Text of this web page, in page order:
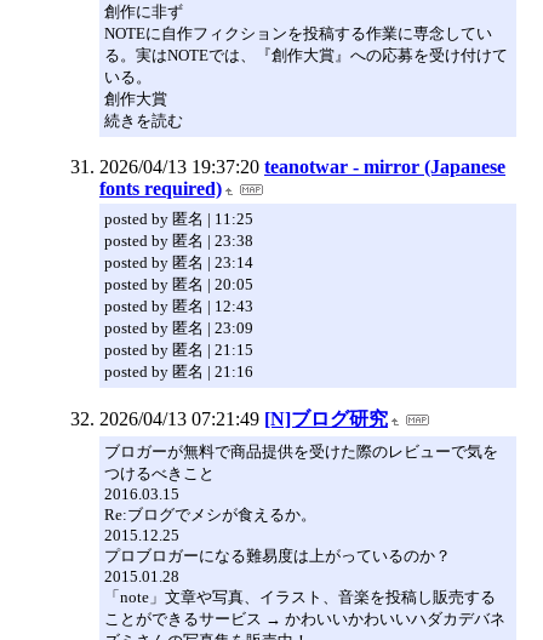
創作に非ず
NOTEに自作フィクションを投稿する作業に専念してい
る。実はNOTEでは、『創作大賞』への応募を受け付けて
いる。
創作大賞
続きを読む
2026/04/13 19:37:20 teanotwar - mirror (Japanese
fonts required)
posted by 匿名 | 11:25
posted by 匿名 | 23:38
posted by 匿名 | 23:14
posted by 匿名 | 20:05
posted by 匿名 | 12:43
posted by 匿名 | 23:09
posted by 匿名 | 21:15
posted by 匿名 | 21:16
2026/04/13 07:21:49 [N]ブログ研究
ブロガーが無料で商品提供を受けた際のレビューで気を
つけるべきこと
2016.03.15
Re:ブログでメシが食えるか。
2015.12.25
プロブロガーになる難易度は上がっているのか？
2015.01.28
「note」文章や写真、イラスト、音楽を投稿し販売する
ことができるサービス → かわいいかわいいハダカデバネ